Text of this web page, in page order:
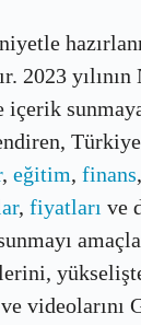
2023 yılının
, eğitim, finans,
, fiyatları ve
videolarını